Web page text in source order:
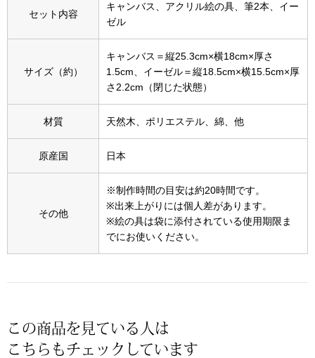
アクセサリー
シューズ
スリップオン
レースアップ
ブーツ
セット内容
キャンバス、アクリル絵の具、筆2本、イー
ゼル
サイズ（約）
キャンバス＝縦25.3cm×横18cm×厚さ
1.5cm、イーゼル＝縦18.5cm×横15.5cm×厚
さ2.2cm（閉じた状態）
材質 天然木、ポリエステル、綿、他
原産国 日本
その他
※制作時間の目安は約20時間です。
※出来上がりには個人差があります。
※絵の具は袋に添付されている使用期限ま
でにお使いください。
この商品を見ている人は
こちらもチェックしています